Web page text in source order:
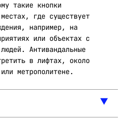
такие кнопки
где существует
например, на
или объектах с
Антивандальные
в лифтах, около
метрополитене.